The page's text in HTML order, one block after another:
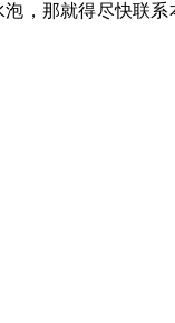
，那就得尽快联系